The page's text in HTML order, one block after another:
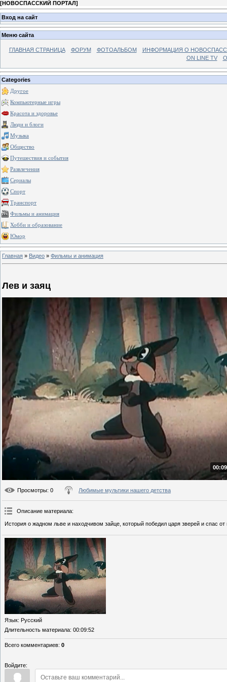
[НОВОСПАССКИЙ ПОРТАЛ]
Вход на сайт
Меню сайта
ГЛАВНАЯ СТРАНИЦА ФОРУМ ФОТОАЛЬБОМ
ИНФОРМАЦИЯ О
ON LINE TV
Categories
Другое
Компьютерные игры
Красота и здоровье
Люди и блоги
Музыка
Общество
Путешествия и события
Развлечения
Сериалы
Спорт
Транспорт
Фильмы и анимация
Хобби и образование
Юмор
Главная » Видео » Фильмы и анимация
Лев и заяц
Просмотры: 0 Любимые мультики нашего детства
Описание материала:
История о жадном льве и находчивом зайце, который победил царя зверей и спас
Язык: Русский
Длительность материала: 00:09:52
Всего комментариев: 0
Войдите: